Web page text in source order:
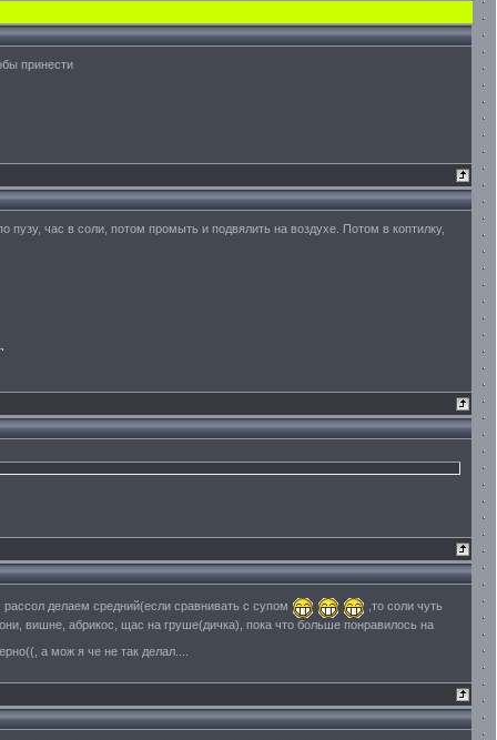
принести
пузу, час в соли, потом промыть и подвялить на воздухе. Потом в коптилку,
делаем средний(если сравнивать с супом
,то соли чуть
вишне, абрикос, щас на груше(дичка), пока что больше понравилось на
а мож я че не так делал....